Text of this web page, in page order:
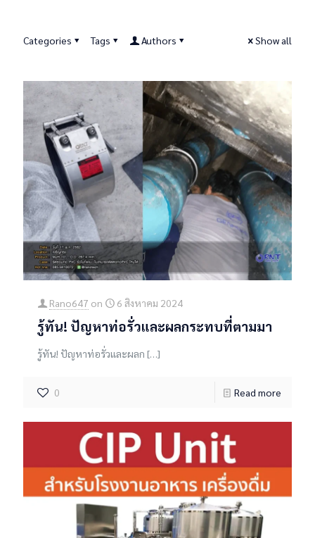
Categories Tags Authors Show all
Rano647 on 6 สิงหาคม 2024
รู้ทัน! ปัญหาท่อรั่วและผลกระทบที่ตามมา
รู้ทัน! ปัญหาท่อรั่วและผลก […]
0 Read more